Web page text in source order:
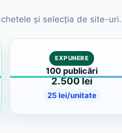
și selecția de site-uri.
EXPUNERE
100 publicări
2.500 lei
25 lei/unitate